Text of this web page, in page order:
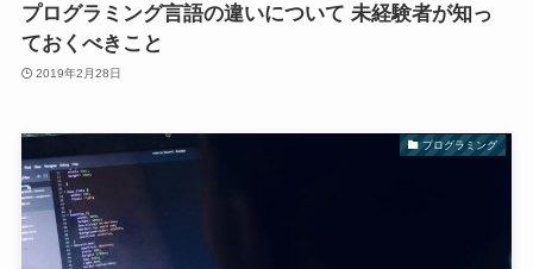
プログラミング言語の違いについて 未経験者が知っ
ておくべきこと
2019年2月28日
プログラミング